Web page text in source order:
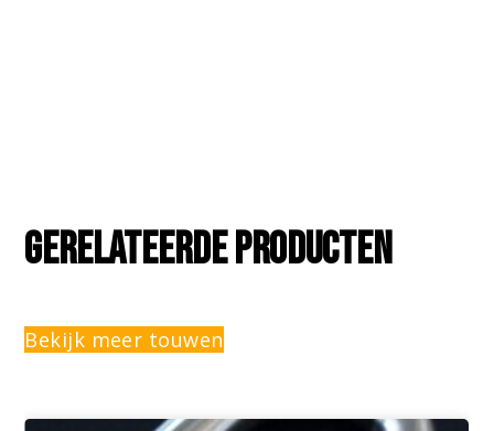
Gerelateerde producten
Bekijk meer touwen